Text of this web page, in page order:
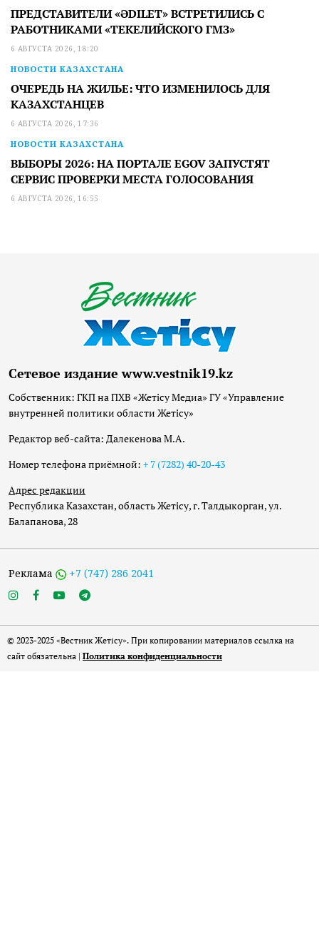
ПРЕДСТАВИТЕЛИ «ӘDILET» ВСТРЕТИЛИСЬ С
РАБОТНИКАМИ «ТЕКЕЛИЙСКОГО ГМЗ»
6 АВГУСТА 2026, 18:20
НОВОСТИ КАЗАХСТАНА
ОЧЕРЕДЬ НА ЖИЛЬЕ: ЧТО ИЗМЕНИЛОСЬ ДЛЯ
КАЗАХСТАНЦЕВ
6 АВГУСТА 2026, 17:36
НОВОСТИ КАЗАХСТАНА
ВЫБОРЫ 2026: НА ПОРТАЛЕ EGOV ЗАПУСТЯТ
СЕРВИС ПРОВЕРКИ МЕСТА ГОЛОСОВАНИЯ
6 АВГУСТА 2026, 16:55
Сетевое издание www.vestnik19.kz
Собственник: ГКП на ПХВ «Жетісу Медиа» ГУ «Управление
внутренней политики области Жетісу»
Редактор веб-сайта: Далекенова М.А.
Номер телефона приёмной: + 7 (7282) 40-20-43
Адрес редакции
Республика Казахстан, область Жетісу, г. Талдыкорган, ул.
Балапанова, 28
Реклама +7 (747) 286 2041
© 2023-2025 «Вестник Жетісу». При копировании материалов ссылка на
сайт обязательна | Политика конфиденциальности